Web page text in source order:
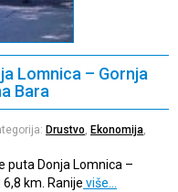
Lomnica – Gornja
Bara
Drustvo, Ekonomija,
puta Donja Lomnica –
km. Ranije više…